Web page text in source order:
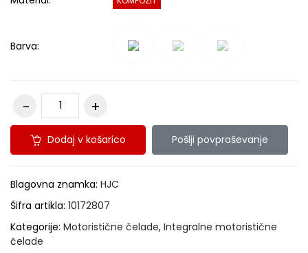
Barva:
Dodaj v košarico Pošlji povpraševanje
Blagovna znamka: HJC
Šifra artikla: 10172807
Kategorije: Motoristične čelade, Integralne motoristične
čelade